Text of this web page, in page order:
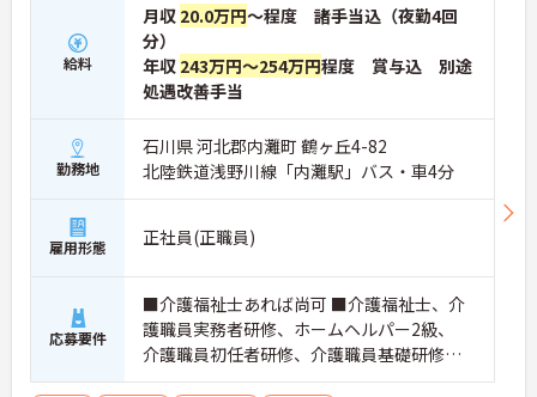
給料
月収 20.0万円～程度 諸手当込（夜勤4回
分）
年収 243万円～254万円程度 賞与込 別途
処遇改善手当
勤務地
石川県 河北郡内灘町 鶴ヶ丘4-82
北陸鉄道浅野川線「内灘駅」バス・車4分
雇用形態 正社員(正職員)
応募要件
■介護福祉士あれば尚可 ■介護福祉士、介
護職員実務者研修、ホームヘルパー2級、
介護職員初任者研修、介護職員基礎研修
のいずれかお持ちの方